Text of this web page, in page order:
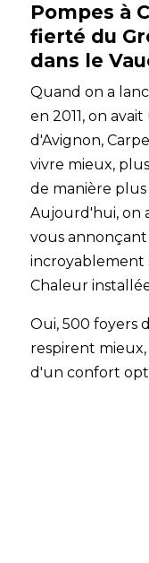
Pompes à
fierté du
dans le
Quand on a
en 2011, on
d'Avignon,
vivre mieux,
de manière
Aujourd'hui, on
vous
incroyablement
Chaleur
Oui, 500 foyers
respirent
d'un confort